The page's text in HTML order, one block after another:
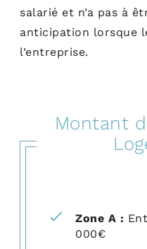
salarié et n’a pas à
anticipation lorsque
l’entreprise.
Montant
Zone A :
000€